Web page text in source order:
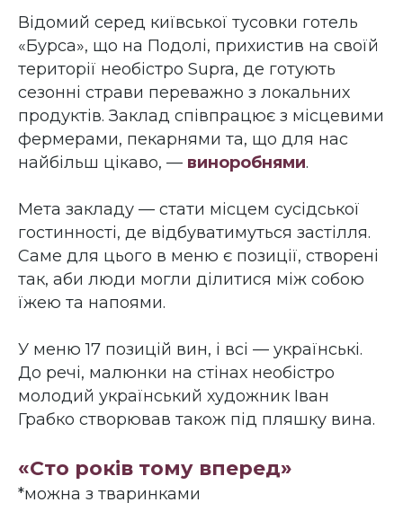
Відомий серед київської тусовки готель
«Бурса», що на Подолі, прихистив на своїй
території необістро Supra, де готують
сезонні страви переважно з локальних
продуктів. Заклад співпрацює з місцевими
фермерами, пекарнями та, що для нас
найбільш цікаво, — виноробнями.
Мета закладу — стати місцем сусідської
гостинності, де відбуватимуться застілля.
Саме для цього в меню є позиції, створені
так, аби люди могли ділитися між собою
їжею та напоями.
У меню 17 позицій вин, і всі — українські.
До речі, малюнки на стінах необістро
молодий український художник Іван
Грабко створював також під пляшку вина.
«Сто років тому вперед»
*можна з тваринками